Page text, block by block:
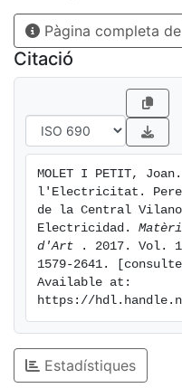
els majestuosos edificis
corporatives d'altres
Compañía de Gas
Pàgina completa
Citació
MOLET I PETIT,
l'Electricitat. Pere
de la Central
Electricidad.
d'Art
. 2017. Vol.
1579-2641.
Available at:
https://
Estadístiques